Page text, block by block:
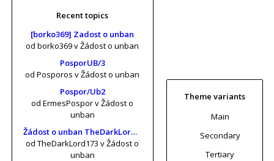
Recent topics
[borko369] Zadost o unban
od borko369v Žádost o unban
PosporUB/3
od Posporos v Žádost o unban
Pospor/Ub2
od ErmesPosporv Žádost o
unban
Žádost o unban TheDarkLord173 (risa11, KrtkuvDort, MrKrabs) [vol. 2]
od TheDarkLord173 v Žádost o
unban
Theme variants
Main
Secondary
Tertiary